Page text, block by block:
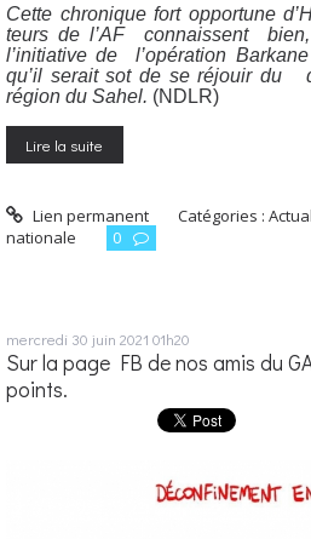
Cette chro­nique fort oppor­tune
teurs de l’AF connaissent
l’initiative de l’opération
qu’il serait sot de se réjouir du
région du Sahel. (NDLR)
Lire la suite
Lien permanent Catégories :
nationale
0
mercredi 30 juin 2021 01h20
Sur la page FB de nos amis du
points.